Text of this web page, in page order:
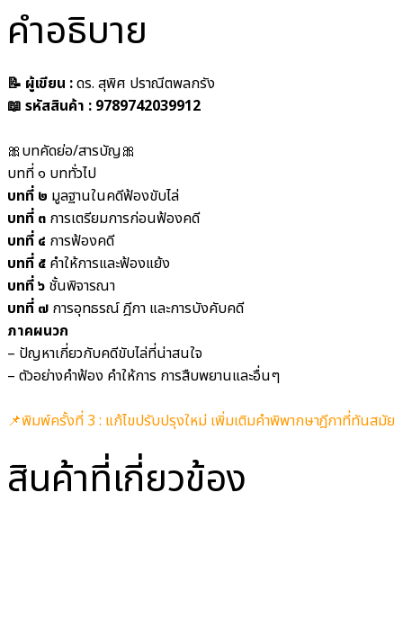
คำอธิบาย
📝 ผู้เขียน :ดร. สุพิศ ปราณีตพลกรัง
📖 รหัสสินค้า : 9789742039912
🎀บทคัดย่อ/สารบัญ🎀
บทที่ ๑ บททั่วไป
บทที่ ๒ มูลฐานในคดีฟ้องขับไล่
บทที่ ๓ การเตรียมการก่อนฟ้องคดี
บทที่ ๔ การฟ้องคดี
บทที่ ๕ คำให้การและฟ้องแย้ง
บทที่ ๖ ชั้นพิจารณา
บทที่ ๗ การอุทธรณ์ ฎีกา และการบังคับคดี
ภาคผนวก
– ปัญหาเกี่ยวกับคดีขับไล่ที่น่าสนใจ
– ตัวอย่างคำฟ้อง คำให้การ การสืบพยานและอื่นๆ
📌พิมพ์ครั้งที่ 3 : แก้ไขปรับปรุงใหม่ เพิ่มเติมคำพิพากษาฎีกาที่ทันสมัย
สินค้าที่เกี่ยวข้อง